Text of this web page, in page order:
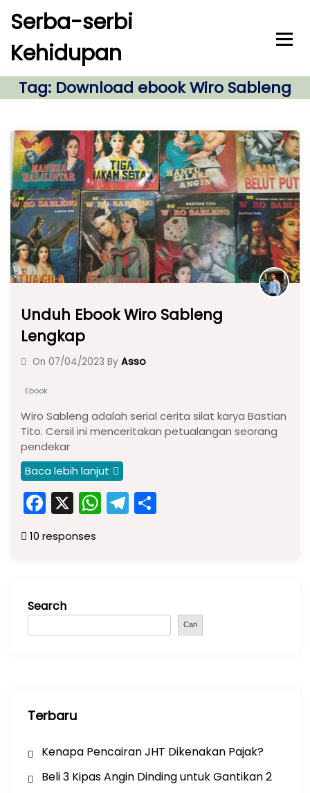
c
Serba-serbi
Kehidupan
Tag: Download ebook Wiro Sableng
Unduh Ebook Wiro Sableng
Lengkap
On 07/04/2023 By Asso
Ebook
Wiro Sableng adalah serial cerita silat karya Bastian
Tito. Cersil ini menceritakan petualangan seorang
pendekar
Baca lebih lanjut
F
a
c
o
o
X W
h
p
p
T
el
m
10 responses
Search
Cari
Terbaru
Kenapa Pencairan JHT Dikenakan Pajak?
Beli 3 Kipas Angin Dinding untuk Gantikan 2